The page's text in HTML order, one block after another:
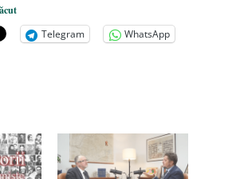
comemorat la 102 ani
- 29 iulie 2024
în laborator, tot mai
în UE
mărturisitor Constantin
pomenit, duminică, la
Cernica - 27 iulie 2024
Telegram
WhatsApp